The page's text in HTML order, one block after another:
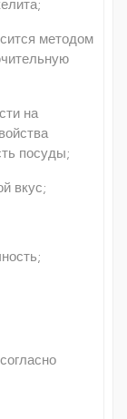
методом
на
посуды;
вкус;